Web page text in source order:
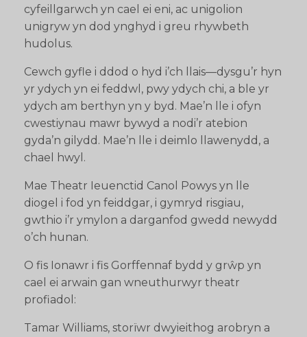
cyfeillgarwch yn cael ei eni, ac unigolion
unigryw yn dod ynghyd i greu rhywbeth
hudolus.
Cewch gyfle i ddod o hyd i’ch llais—dysgu’r hyn
yr ydych yn ei feddwl, pwy ydych chi, a ble yr
ydych am berthyn yn y byd. Mae’n lle i ofyn
cwestiynau mawr bywyd a nodi’r atebion
gyda’n gilydd. Mae’n lle i deimlo llawenydd, a
chael hwyl.
Mae Theatr Ieuenctid Canol Powys yn lle
diogel i fod yn feiddgar, i gymryd risgiau,
gwthio i’r ymylon a darganfod gwedd newydd
o’ch hunan.
O fis Ionawr i fis Gorffennaf bydd y grŵp yn
cael ei arwain gan wneuthurwyr theatr
profiadol:
Tamar Williams, storïwr dwyieithog arobryn a